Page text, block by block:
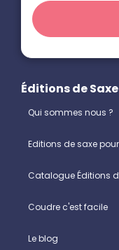
Éditions de Saxe
Qui sommes nous ?
Editions de saxe pour
Catalogue Éditions
Coudre c'est facile
Le blog